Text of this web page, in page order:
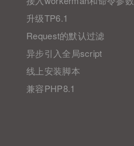
升级TP6.1
Request的默认过滤
异步引入全局script
线上安装脚本
兼容PHP8.1